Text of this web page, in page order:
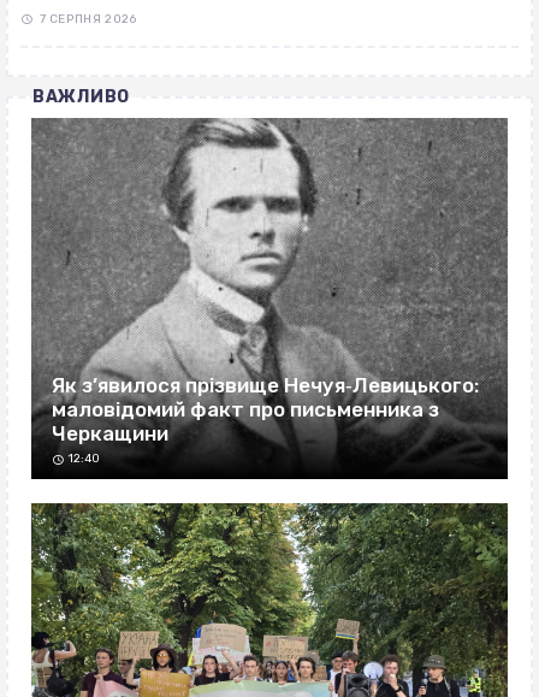
7 СЕРПНЯ 2026
ВАЖЛИВО
Як з’явилося прізвище Нечуя‐Левицького:
маловідомий факт про письменника з
Черкащини
12:40